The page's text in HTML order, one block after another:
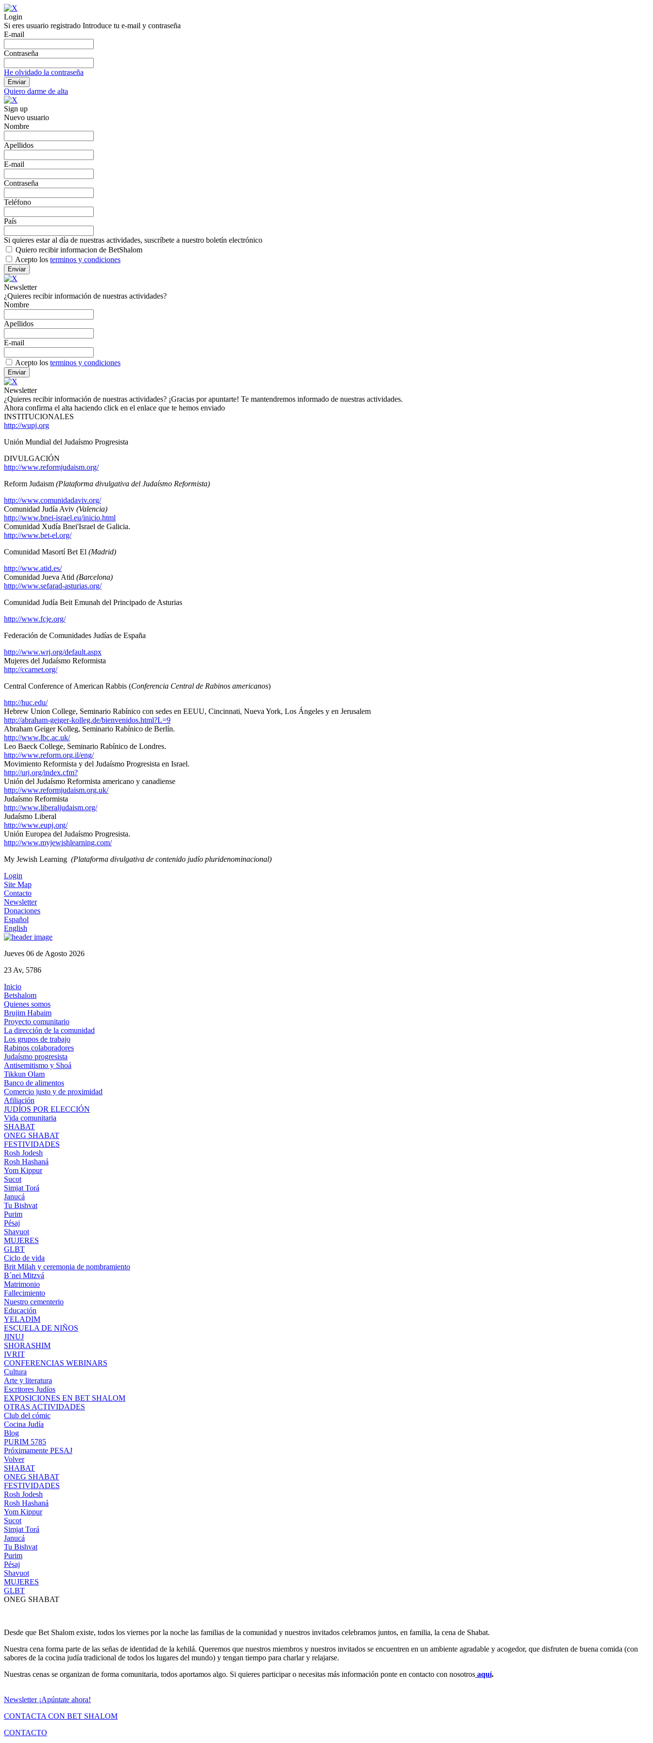
Login
Si eres usuario registrado Introduce tu e-mail y contraseña
E-mail
Contraseña
He olvidado la contraseña
Quiero darme de alta
Sign up
Nuevo usuario
Nombre
Apellidos
E-mail
Contraseña
Teléfono
País
Si quieres estar al día de nuestras actividades, suscríbete a nuestro boletín electrónico
Quiero recibir informacion de BetShalom
Acepto los terminos y condiciones
Newsletter
¿Quieres recibir información de nuestras actividades?
Nombre
Apellidos
E-mail
Acepto los terminos y condiciones
Newsletter
¿Quieres recibir información de nuestras actividades? ¡Gracias por apuntarte! Te mantendremos informado de nuestras actividades.
Ahora confirma el alta haciendo click en el enlace que te hemos enviado
INSTITUCIONALES
http://wupj.org
Unión Mundial del Judaísmo Progresista
DIVULGACIÓN
http://www.reformjudaism.org/
Reform Judaism (Plataforma divulgativa del Judaísmo Reformista)
http://www.comunidadaviv.org/
Comunidad Judía Aviv (Valencia)
http://www.bnei-israel.eu/inicio.html
Comunidad Xudía Bnei'Israel de Galicia.
http://www.bet-el.org/
Comunidad Masortí Bet El (Madrid)
http://www.atid.es/
Comunidad Jueva Atid (Barcelona)
http://www.sefarad-asturias.org/
Comunidad Judía Beit Emunah del Principado de Asturias
http://www.fcje.org/
Federación de Comunidades Judías de España
http://www.wrj.org/default.aspx
Mujeres del Judaísmo Reformista
http://ccarnet.org/
Central Conference of American Rabbis (Conferencia Central de Rabinos americanos)
http://huc.edu/
Hebrew Union College, Seminario Rabínico con sedes en EEUU, Cincinnati, Nueva York, Los Ángeles y en Jerusalem
http://abraham-geiger-kolleg.de/bienvenidos.html?L=9
Abraham Geiger Kolleg, Seminario Rabínico de Berlín.
http://www.lbc.ac.uk/
Leo Baeck College, Seminario Rabínico de Londres.
http://www.reform.org.il/eng/
Movimiento Reformista y del Judaísmo Progresista en Israel.
http://urj.org/index.cfm?
Unión del Judaísmo Reformista americano y canadiense
http://www.reformjudaism.org.uk/
Judaísmo Reformista
http://www.liberaljudaism.org/
Judaísmo Liberal
http://www.eupj.org/
Unión Europea del Judaísmo Progresista.
http://www.myjewishlearning.com/
My Jewish Learning (Plataforma divulgativa de contenido judío pluridenominacional)
Login
Site Map
Contacto
Newsletter
Donaciones
Español
English
Jueves 06 de Agosto 2026
23 Av, 5786
Inicio
Betshalom
Quienes somos
Brujim Habaim
Proyecto comunitario
La dirección de la comunidad
Los grupos de trabajo
Rabinos colaboradores
Judaísmo progresista
Antisemitismo y Shoá
Tikkun Olam
Banco de alimentos
Comercio justo y de proximidad
Afiliación
JUDÍOS POR ELECCIÓN
Vida comunitaria
SHABAT
ONEG SHABAT
FESTIVIDADES
Rosh Jodesh
Rosh Hashaná
Yom Kippur
Sucot
Simjat Torá
Janucá
Tu Bishvat
Purim
Pésaj
Shavuot
MUJERES
GLBT
Ciclo de vida
Brit Milah y ceremonia de nombramiento
B´nei Mitzvá
Matrimonio
Fallecimiento
Nuestro cementerio
Educación
YELADIM
ESCUELA DE NIÑOS
JINUJ
SHORASHIM
IVRIT
CONFERENCIAS WEBINARS
Cultura
Arte y literatura
Escritores Judíos
EXPOSICIONES EN BET SHALOM
OTRAS ACTIVIDADES
Club del cómic
Cocina Judía
Blog
PURIM 5785
Próximamente PESAJ
Volver
SHABAT
ONEG SHABAT
FESTIVIDADES
Rosh Jodesh
Rosh Hashaná
Yom Kippur
Sucot
Simjat Torá
Janucá
Tu Bishvat
Purim
Pésaj
Shavuot
MUJERES
GLBT
ONEG SHABAT
Desde que Bet Shalom existe, todos los viernes por la noche las familias de la comunidad y nuestros invitados celebramos juntos, en familia, la cena de Shabat.
Nuestra cena forma parte de las señas de identidad de la kehilá. Queremos que nuestros miembros y nuestros invitados se encuentren en un ambiente agradable y acogedor, que disfruten de buena comida (con
sabores de la cocina judía tradicional de todos los lugares del mundo) y tengan tiempo para charlar y relajarse.
Nuestras cenas se organizan de forma comunitaria, todos aportamos algo. Si quieres participar o necesitas más información ponte en contacto con nosotros aquí.
Newsletter ¡Apúntate ahora!
CONTACTA CON BET SHALOM
CONTACTO